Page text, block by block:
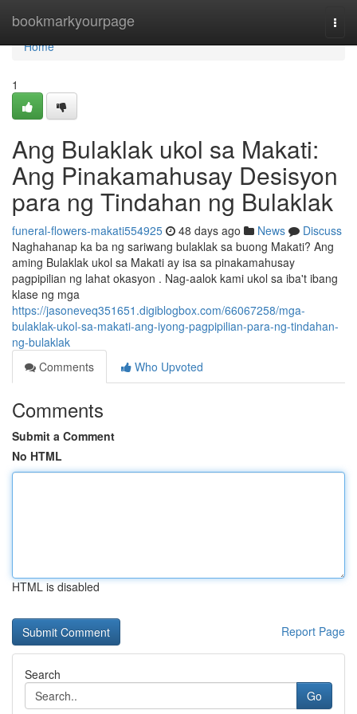
bookmarkyourpage
Home
Home
1
Ang Bulaklak ukol sa Makati:
Ang Pinakamahusay Desisyon
para ng Tindahan ng Bulaklak
funeral-flowers-makati554925 48 days ago News
Discuss
Naghahanap ka ba ng sariwang bulaklak sa buong Makati? Ang
aming Bulaklak ukol sa Makati ay isa sa pinakamahusay
pagpipilian ng lahat okasyon . Nag-aalok kami ukol sa iba't ibang
klase ng mga
https://jasoneveq351651.digiblogbox.com/66067258/mga-
bulaklak-ukol-sa-makati-ang-iyong-pagpipilian-para-ng-tindahan-
ng-bulaklak
Comments
Who Upvoted
Comments
Submit a Comment
No HTML
HTML is disabled
Report Page
Search
Go